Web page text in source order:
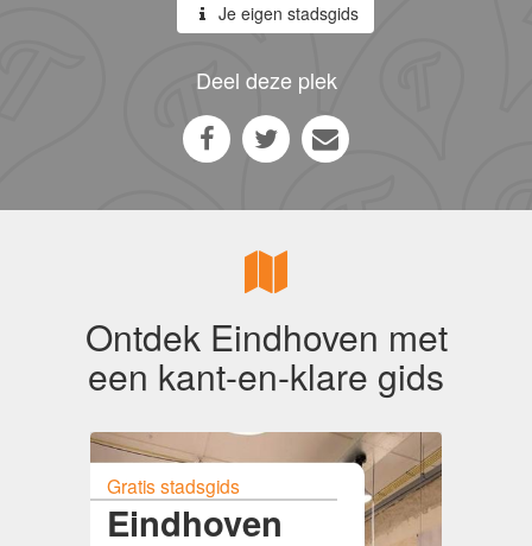
Je eigen stadsgids
Deel deze plek
Ontdek Eindhoven met
een kant-en-klare gids
Gratis stadsgids
Eindhoven